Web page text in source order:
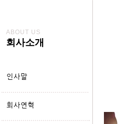
ABOUT US
회사소개
인사말
회사연혁